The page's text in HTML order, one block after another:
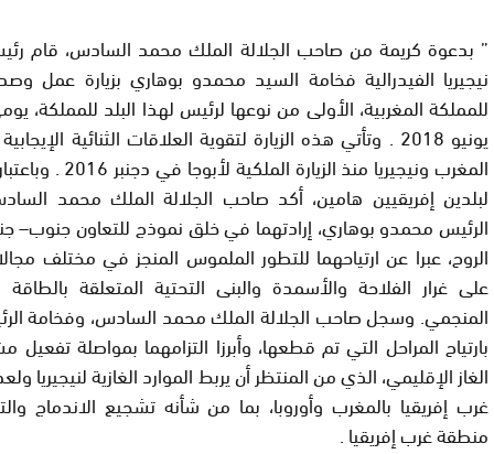
” بدعوة كريمة من صاحب الجلالة الملك محمد السادس، قام
نيجيريا الفيدرالية فخامة السيد محمدو بوهاري بزيارة عمل
للمملكة المغربية، الأولى من نوعها لرئيس لهذا البلد للمملكة، يومي
يونيو 2018 . وتأتي هذه الزيارة لتقوية العلاقات الثنائية
المغرب ونيجيريا منذ الزيارة الملكية لأبوجا في دجنبر 2016
.
لبلدين إفريقيين هامين، أكد صاحب الجلالة الملك محمد
الرئيس محمدو بوهاري، إرادتهما في خلق نموذج للتعاون جنوب–
الروح، عبرا عن ارتياحهما للتطور الملموس المنجز في مختلف
على غرار الفلاحة والأسمدة والبنى التحتية المتعلقة بالطاقة
المنجمي. وسجل صاحب الجلالة الملك محمد السادس، وفخامة
بارتياح المراحل التي تم قطعها، وأبرزا التزامهما بمواصلة
الغاز الإقليمي، الذي من المنتظر أن يربط الموارد الغازية لنيجيريا
غرب إفريقيا بالمغرب وأوروبا، بما من شأنه تشجيع الاندماج
منطقة غرب إفريقيا.